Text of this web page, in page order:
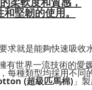
堅韌的使用。
求就是能夠快速吸收
有世界一流技術的愛
每種類型均採用不同
(超級匹馬棉) 」製